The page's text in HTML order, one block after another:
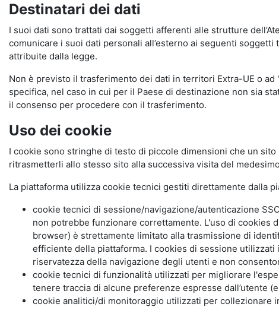
Destinatari dei dati
I suoi dati sono trattati dai soggetti afferenti alle strutture
comunicare i suoi dati personali all’esterno ai seguenti
attribuite dalla legge.
Non è previsto il trasferimento dei dati in territori Extra-UE o
specifica, nel caso in cui per il Paese di destinazione non sia
il consenso per procedere con il trasferimento.
Uso dei cookie
I cookie sono stringhe di testo di piccole dimensioni che un
ritrasmetterli allo stesso sito alla successiva visita del
La piattaforma utilizza cookie tecnici gestiti direttamente dalla
cookie tecnici di sessione/navigazione/autenticazione
non potrebbe funzionare correttamente. L'uso di cookies
browser) è strettamente limitato alla trasmissione di
efficiente della piattaforma. I cookies di sessione
riservatezza della navigazione degli utenti e non
cookie tecnici di funzionalità utilizzati per migliorare
tenere traccia di alcune preferenze espresse dall’utente
cookie analitici/di monitoraggio utilizzati per collezionare